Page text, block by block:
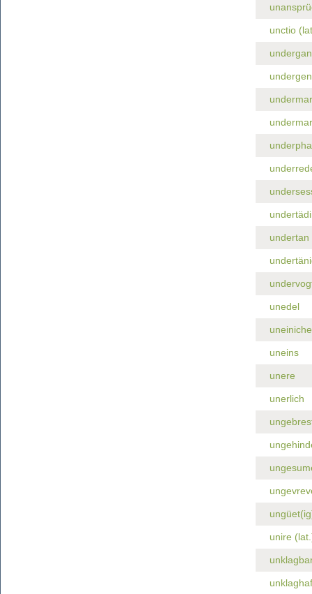
unctio
undergen
undertan
unedel
uneins
unere
unerlich
unire